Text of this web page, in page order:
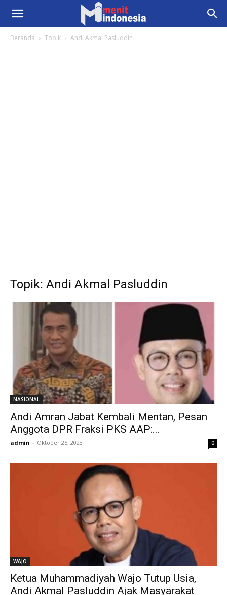
Beranda Topik Andi Akmal Pasluddin
Topik: Andi Akmal Pasluddin
NASIONAL
Andi Amran Jabat Kembali Mentan, Pesan
Anggota DPR Fraksi PKS AAP:...
admin - Oktober 25, 2023 0
WAJO
Ketua Muhammadiyah Wajo Tutup Usia,
Andi Akmal Pasluddin Ajak Masyarakat